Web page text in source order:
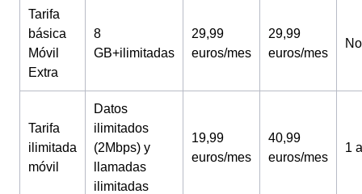
Tarifa
básica
Móvil
Extra
8
GB+ilimitadas
29,99
euros/mes
29,99
euros/mes
No
Tarifa
ilimitada
móvil
Datos
ilimitados
(2Mbps) y
llamadas
ilimitadas
19,99
euros/mes
40,99
euros/mes
1